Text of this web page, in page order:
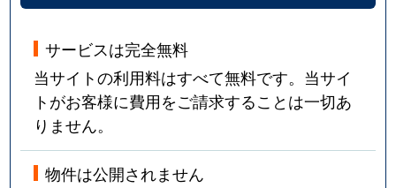
サービスは完全無料
当サイトの利用料はすべて無料です。当サイ
トがお客様に費用をご請求することは一切あ
りません。
物件は公開されません